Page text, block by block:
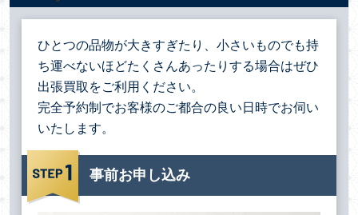
ひとつの品物が大きすぎたり、小さいものでも持
ち運べないほどたくさんあったりする場合はぜひ
出張買取をご利用ください。
完全予約制でお客様のご都合の良い日時でお伺い
いたします。
事前お申し込み